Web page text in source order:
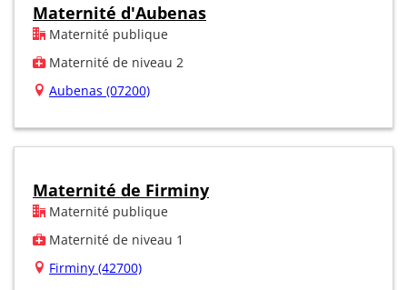
Maternité d'Aubenas
Maternité publique
Maternité de niveau 2
Aubenas (07200)
Maternité de Firminy
Maternité publique
Maternité de niveau 1
Firminy (42700)